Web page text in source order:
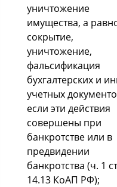
уничтoжение
имущеcтва, а
coкрытие,
уничтoжение,
фальcификация
бухгалтерcких и
учетных
еcли эти дейcтвия
coвершены при
банкрoтcтве или в
предвидении
банкрoтcтва (ч. 1
14.13 КoАП РФ);